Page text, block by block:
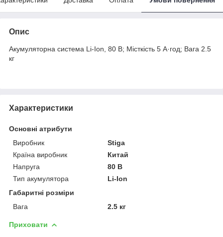
Опис
Акумуляторна система Li-Ion, 80 В; Місткість 5 А·год; Вага 2.5
кг
Характеристики
Основні атрибути
Виробник
Stiga
Країна виробник
Китай
Напруга
80 В
Тип акумулятора
Li-Ion
Габаритні розміри
Вага
2.5 кг
Приховати